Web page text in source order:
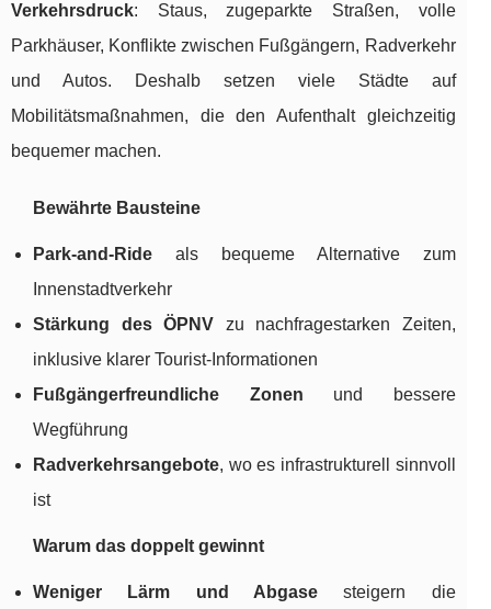
Verkehrsdruck: Staus, zugeparkte Straßen, volle
Parkhäuser, Konflikte zwischen Fußgängern, Radverkehr
und Autos. Deshalb setzen viele Städte auf
Mobilitätsmaßnahmen, die den Aufenthalt gleichzeitig
bequemer machen.
Bewährte Bausteine
Park-and-Ride als bequeme Alternative zum
Innenstadtverkehr
Stärkung des ÖPNV zu nachfragestarken Zeiten,
inklusive klarer Tourist-Informationen
Fußgängerfreundliche Zonen und bessere
Wegführung
Radverkehrsangebote, wo es infrastrukturell sinnvoll
ist
Warum das doppelt gewinnt
Weniger Lärm und Abgasesteigern die